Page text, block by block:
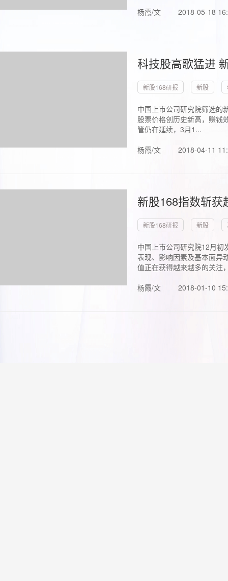
杨霞/文 2018-05-18
科技股高歌猛进
新股168研报 新股
中国上市公司研究院筛选的
股票价格创历史新高，赚钱
管仍在延续，3月1...
杨霞/文
2018-04-11
新股168指数斩
新股168研报 新股
中国上市公司研究院12月初
表现、影响因素及基本面异
值正在获得越来越多的关注
杨霞/文
2018-01-10